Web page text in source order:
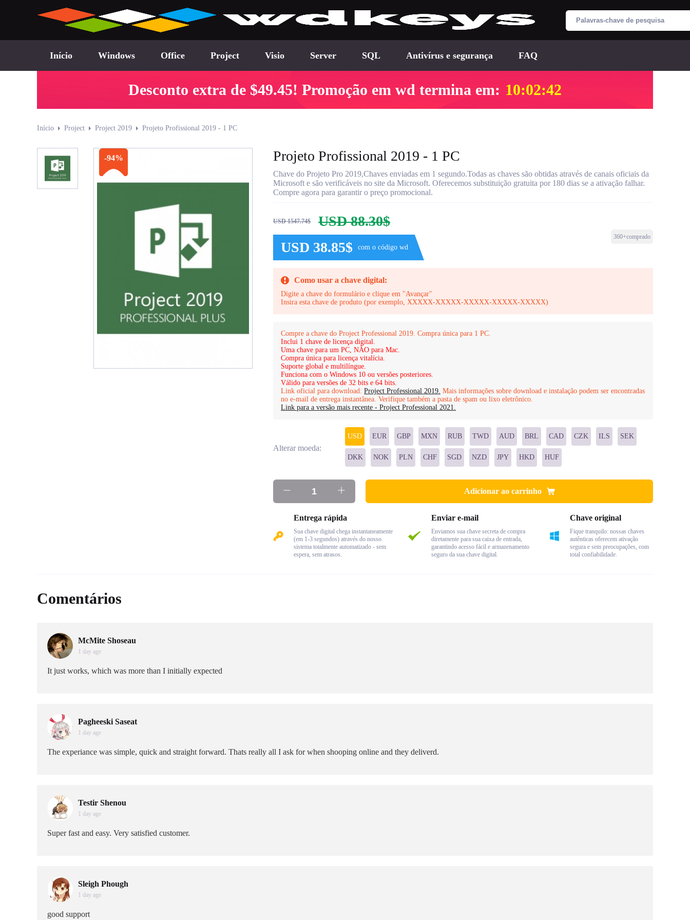
Início Windows Office Project Visio Server SQL Antivírus e segurança FAQ
Desconto extra de $49.45! Promoção em wd termina em: 10:02:41
Início Project Project 2019 Projeto Profissional 2019 - 1 PC
-94% Projeto Profissional 2019 - 1 PC
Chave do Projeto Pro 2019,Chaves enviadas em 1 segundo.Todas as chaves são obtidas através de canais oficiais da
Microsoft e são verificáveis no site da Microsoft. Oferecemos substituição gratuita por 180 dias se a ativação falhar.
Compre agora para garantir o preço promocional.
USD 1547.74$
USD 88.30$
USD 38.85$
com o código wd
360+comprado
Como usar a chave digital:
Digite a chave do formulário e clique em "Avançar"
Insira esta chave de produto (por exemplo, XXXXX-XXXXX-XXXXX-XXXXX-XXXXX)
Compre a chave do Project Professional 2019. Compra única para 1 PC.
Inclui 1 chave de licença digital.
Uma chave para um PC, NÃO para Mac.
Compra única para licença vitalícia.
Suporte global e multilíngue.
Funciona com o Windows 10 ou versões posteriores.
Válido para versões de 32 bits e 64 bits.
Link oficial para download: Project Professional 2019. Mais informações sobre download e instalação podem ser encontradas
no e-mail de entrega instantânea. Verifique também a pasta de spam ou lixo eletrônico.
Link para a versão mais recente - Project Professional 2021.
Alterar moeda:
USD EUR GBP MXN RUB TWD AUD BRL CAD CZK ILS SEK
DKK NOK PLN CHF SGD NZD JPY HKD HUF
Adicionar ao carrinho
Entrega rápida
Sua chave digital chega instantaneamente
(em 1-3 segundos) através do nosso
sistema totalmente automatizado - sem
espera, sem atrasos.
Enviar e-mail
Enviamos sua chave secreta de compra
diretamente para sua caixa de entrada,
garantindo acesso fácil e armazenamento
seguro da sua chave digital.
Chave original
Fique tranquilo: nossas chaves
autênticas oferecem ativação
segura e sem preocupações, com
total confiabilidade.
Comentários
McMite Shoseau
1 day age
It just works, which was more than I initially expected
Pagheeski Saseat
1 day age
The experiance was simple, quick and straight forward. Thats really all I ask for when shooping online and they deliverd.
Testir Shenou
1 day age
Super fast and easy. Very satisfied customer.
Sleigh Phough
1 day age
good support